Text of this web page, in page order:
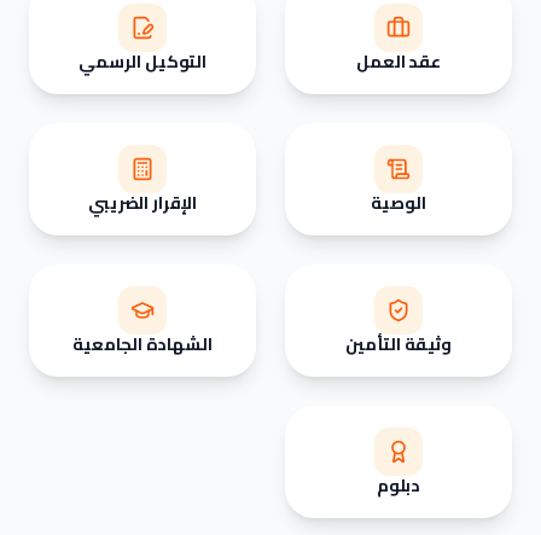
عقد العمل التوكيل الرسمي
الوصية الإقرار الضريبي
وثيقة التأمين الشهادة الجامعية
دبلوم